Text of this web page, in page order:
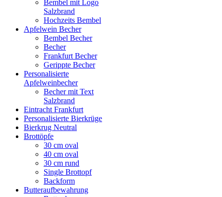
Bembel mit Logo
Salzbrand
Hochzeits Bembel
Apfelwein Becher
Bembel Becher
Becher
Frankfurt Becher
Gerippte Becher
Personalisierte
Apfelweinbecher
Becher mit Text
Salzbrand
Eintracht Frankfurt
Personalisierte Bierkrüge
Bierkrug Neutral
Brottöpfe
30 cm oval
40 cm oval
30 cm rund
Single Brottopf
Backform
Butteraufbewahrung